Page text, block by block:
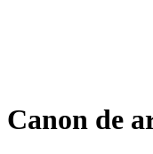
Canon de